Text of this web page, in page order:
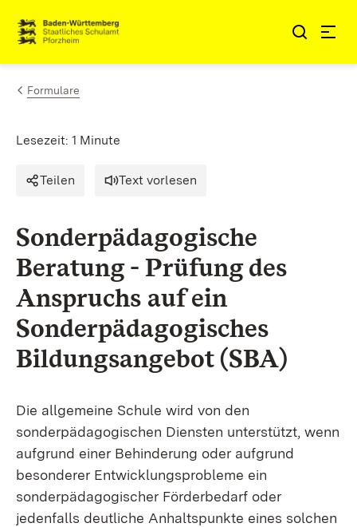
Zum Inhalt springen
Link zur Startseite
Formulare
Lesezeit: 1 Minute
Teilen Text vorlesen
Sonderpädagogische
Beratung - Prüfung des
Anspruchs auf ein
Sonderpädagogisches
Bildungsangebot (SBA)
Die allgemeine Schule wird von den
sonderpädagogischen Diensten unterstützt, wenn
aufgrund einer Behinderung oder aufgrund
besonderer Entwicklungsprobleme ein
sonderpädagogischer Förderbedarf oder
jedenfalls deutliche Anhaltspunkte eines solchen